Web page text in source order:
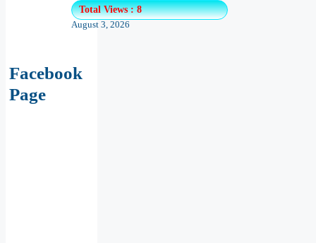
Total Views : 8
August 3, 2026
Facebook
Page